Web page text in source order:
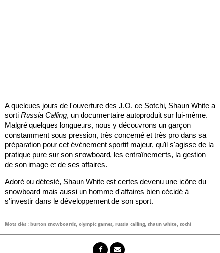
A quelques jours de l'ouverture des J.O. de Sotchi, Shaun White a
sorti Russia Calling, un documentaire autoproduit sur lui-même.
Malgré quelques longueurs, nous y découvrons un garçon
constamment sous pression, très concerné et très pro dans sa
préparation pour cet événement sportif majeur, qu'il s'agisse de la
pratique pure sur son snowboard, les entraînements, la gestion
de son image et de ses affaires.
Adoré ou détesté, Shaun White est certes devenu une icône du
snowboard mais aussi un homme d'affaires bien décidé à
s'investir dans le développement de son sport.
Mots clés :burton snowboards,olympic games,russia calling,shaun white,sochi